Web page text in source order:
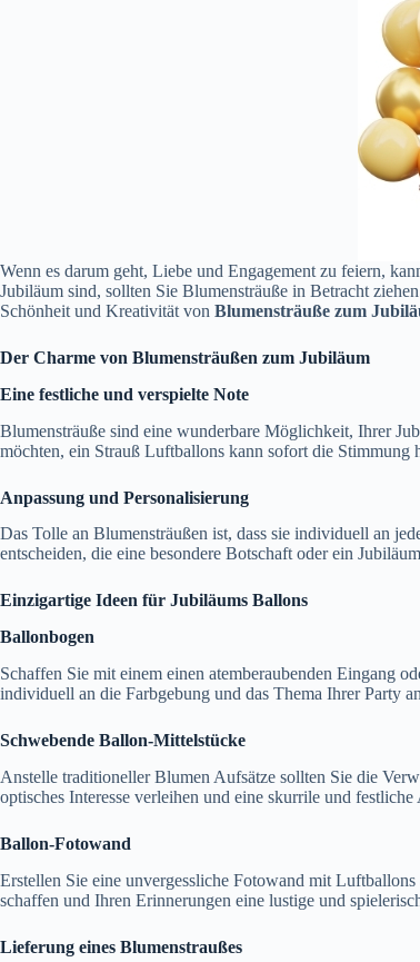
Wenn es darum geht, Liebe und Engagement zu feiern,
Jubiläum sind, sollten Sie Blumensträuße in Betracht
Schönheit und Kreativität von Blumensträuße zum
Der Charme von Blumensträußen zum Jubiläum
Eine festliche und verspielte Note
Blumensträuße sind eine wunderbare Möglichkeit, Ihrer
möchten, ein Strauß Luftballons kann sofort die
Anpassung und Personalisierung
Das Tolle an Blumensträußen ist, dass sie individuell an
entscheiden, die eine besondere Botschaft oder ein
Einzigartige Ideen für Jubiläums Ballons
Ballonbogen
Schaffen Sie mit einem einen atemberaubenden Eingang
individuell an die Farbgebung und das Thema Ihrer Party
Schwebende Ballon-Mittelstücke
Anstelle traditioneller Blumen Aufsätze sollten Sie die
optisches Interesse verleihen und eine skurrile und festliche
Ballon-Fotowand
Erstellen Sie eine unvergessliche Fotowand mit
schaffen und Ihren Erinnerungen eine lustige und
Lieferung eines Blumenstraußes